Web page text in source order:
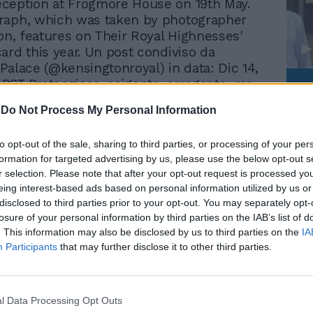
Do Not Process My Personal Information
opt-out of the sale, sharing to third parties, or processing of your
for targeted advertising by us, please use the below opt-out
selection. Please note that after your opt-out request is processed
interest-based ads based on personal information utilized by us
to third parties prior to your opt-out. You may separately
of your personal information by third parties on the IAB’s list of
This information may also be disclosed by us to third parties on the
Participants that may further disclose it to other third parties.
Data Processing Opt Outs
at Frogmore House on 19th May.
which was taken by photographer
features on Their Royal Highnesses'
this year. Un post condiviso da
(@kensingtonroyal) in data: Dic 14,
PST Pretenziosa, esigente, arrogante, ma
Sussex, Meghan Markle, moglie del
storici che si dimettono tra le
giorno per le liti con Kate Middleton, un
vestito e un colore dello smalto sbagliati,
per il rumoroso e costosissimo
House. Così per stemperare il
Kensington Palace ha diffuso una
del matrimonio tra Harry e Meghan che si
nero con la coppia abbracciata di spalle
i fuochi d'artificio al termine del
nuziale. Due i particolari che colpiscono:
Rudy Giuliani a Come States?
americana